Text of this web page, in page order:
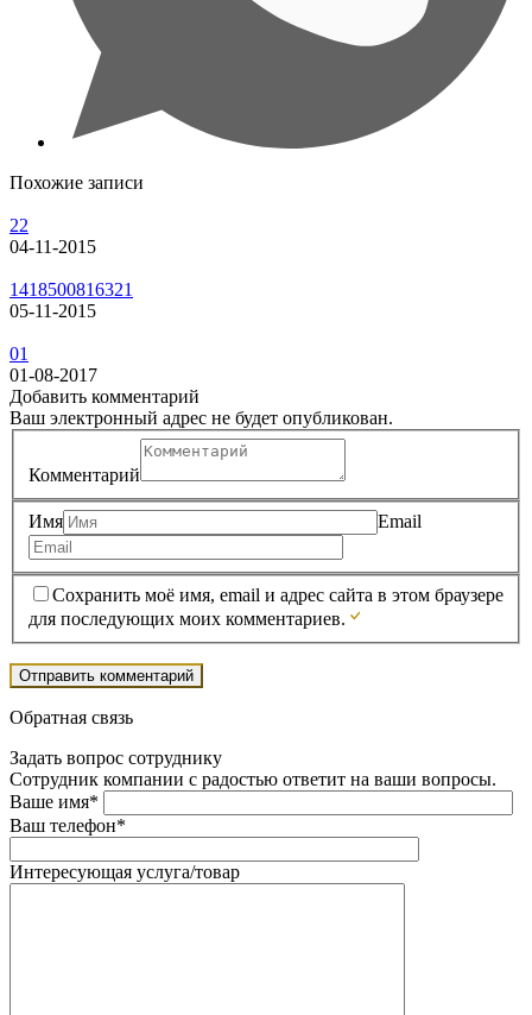
Похожие записи
22
04-11-2015
1418500816321
05-11-2015
01
01-08-2017
Добавить комментарий
Ваш электронный адрес не будет опубликован.
Комментарий
Имя Email
Сохранить моё имя, email и адрес сайта в этом браузере
для последующих моих комментариев.
Обратная связь
Задать вопрос сотруднику
Сотрудник компании с радостью ответит на ваши вопросы.
Ваше имя*
Ваш телефон*
Интересующая услуга/товар